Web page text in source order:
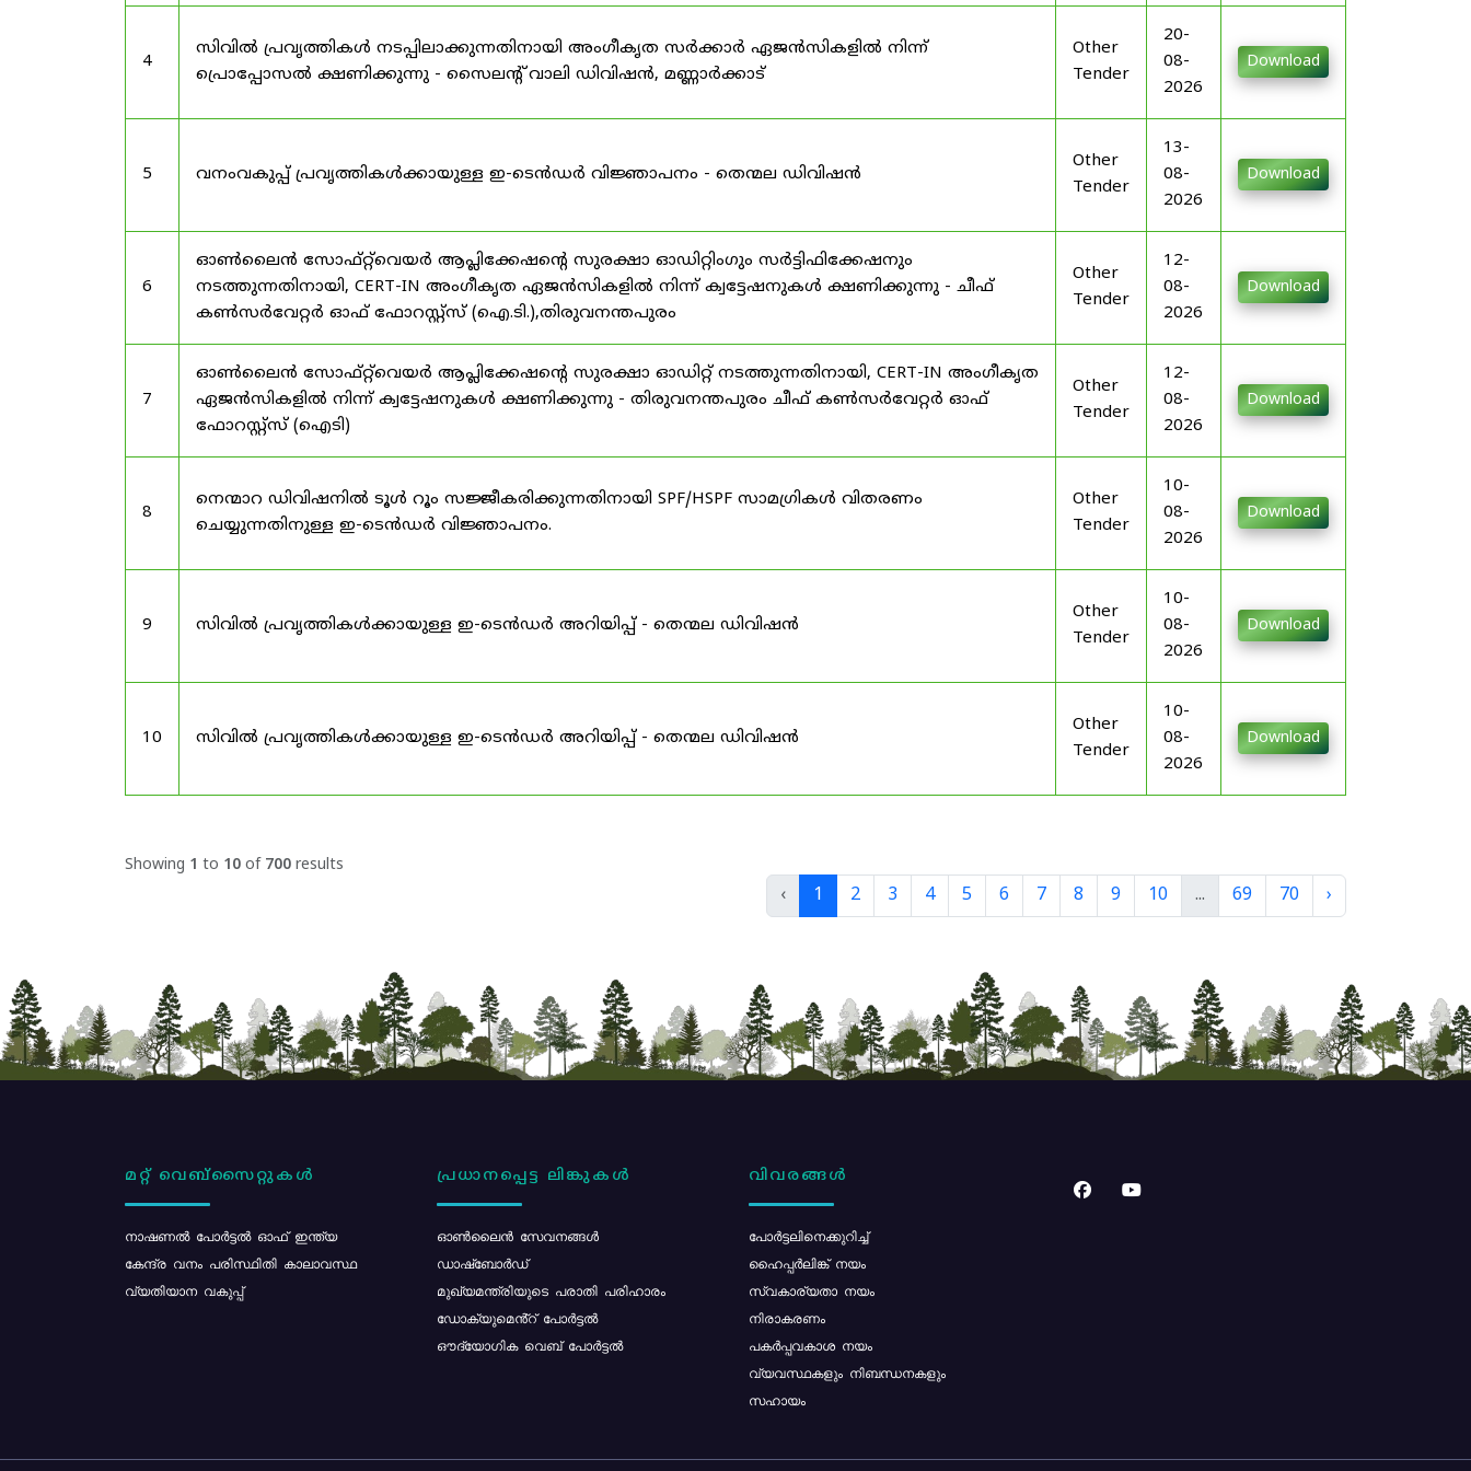
4
സിവിൽ പ്രവൃത്തികൾ നടപ്പിലാക്കുന്നതിനായി അംഗീകൃത സർക്കാർ ഏജൻസികളിൽ നിന്ന്
പ്രൊപ്പോസൽ ക്ഷണിക്കുന്നു - സൈലന്റ് വാലി ഡിവിഷൻ, മണ്ണാർക്കാട്
Other
Tender
20-
08-
2026
Download
5 വനംവകുപ്പ് പ്രവൃത്തികൾക്കായുള്ള ഇ-ടെൻഡർ വിജ്ഞാപനം - തെന്മല ഡിവിഷൻ
Other
Tender
13-
08-
2026
Download
6
ഓൺലൈൻ സോഫ്റ്റ്‌വെയർ ആപ്ലിക്കേഷന്റെ സുരക്ഷാ ഓഡിറ്റിംഗും സർട്ടിഫിക്കേഷനും
നടത്തുന്നതിനായി, CERT-IN അംഗീകൃത ഏജൻസികളിൽ നിന്ന് ക്വട്ടേഷനുകൾ ക്ഷണിക്കുന്നു - ചീഫ്
കൺസർവേറ്റർ ഓഫ് ഫോറസ്റ്റ്സ് (ഐ.ടി.),തിരുവനന്തപുരം
Other
Tender
12-
08-
2026
Download
7
ഓൺലൈൻ സോഫ്റ്റ്‌വെയർ ആപ്ലിക്കേഷന്റെ സുരക്ഷാ ഓഡിറ്റ് നടത്തുന്നതിനായി, CERT-IN അംഗീകൃത
ഏജൻസികളിൽ നിന്ന് ക്വട്ടേഷനുകൾ ക്ഷണിക്കുന്നു - തിരുവനന്തപുരം ചീഫ് കൺസർവേറ്റർ ഓഫ്
ഫോറസ്റ്റ്സ് (ഐടി)
Other
Tender
12-
08-
2026
Download
8
നെന്മാറ ഡിവിഷനിൽ ടൂൾ റൂം സജ്ജീകരിക്കുന്നതിനായി SPF/HSPF സാമഗ്രികൾ വിതരണം
ചെയ്യുന്നതിനുള്ള ഇ-ടെൻഡർ വിജ്ഞാപനം.
Other
Tender
10-
08-
2026
Download
9 സിവിൽ പ്രവൃത്തികൾക്കായുള്ള ഇ-ടെൻഡർ അറിയിപ്പ് - തെന്മല ഡിവിഷൻ
Other
Tender
10-
08-
2026
Download
10 സിവിൽ പ്രവൃത്തികൾക്കായുള്ള ഇ-ടെൻഡർ അറിയിപ്പ് - തെന്മല ഡിവിഷൻ
Other
Tender
10-
08-
2026
Download
Showing 1 to 10 of 700 results
‹ 1 2 3 4 5 6 7 8 9 10 ... 69 70 ›
മറ്റ് വെബ്സൈറ്റുകൾ
നാഷണൽ പോർട്ടൽ ഓഫ് ഇന്ത്യ
കേന്ദ്ര വനം പരിസ്ഥിതി കാലാവസ്ഥ
വ്യതിയാന വകുപ്പ്
പ്രധാനപ്പെട്ട ലിങ്കുകൾ
ഓൺലൈൻ സേവനങ്ങൾ
ഡാഷ്ബോർഡ്
മുഖ്യമന്ത്രിയുടെ പരാതി പരിഹാരം
ഡോക്യുമെൻ്റ് പോർട്ടൽ
ഔദ്യോഗിക വെബ് പോർട്ടൽ
വിവരങ്ങൾ
പോര്‍ട്ടലിനെക്കുറിച്ച്
ഹൈപ്പർലിങ്ക് നയം
സ്വകാര്യതാ നയം
നിരാകരണം
പകർപ്പവകാശ നയം
വ്യവസ്ഥകളും നിബന്ധനകളും
സഹായം